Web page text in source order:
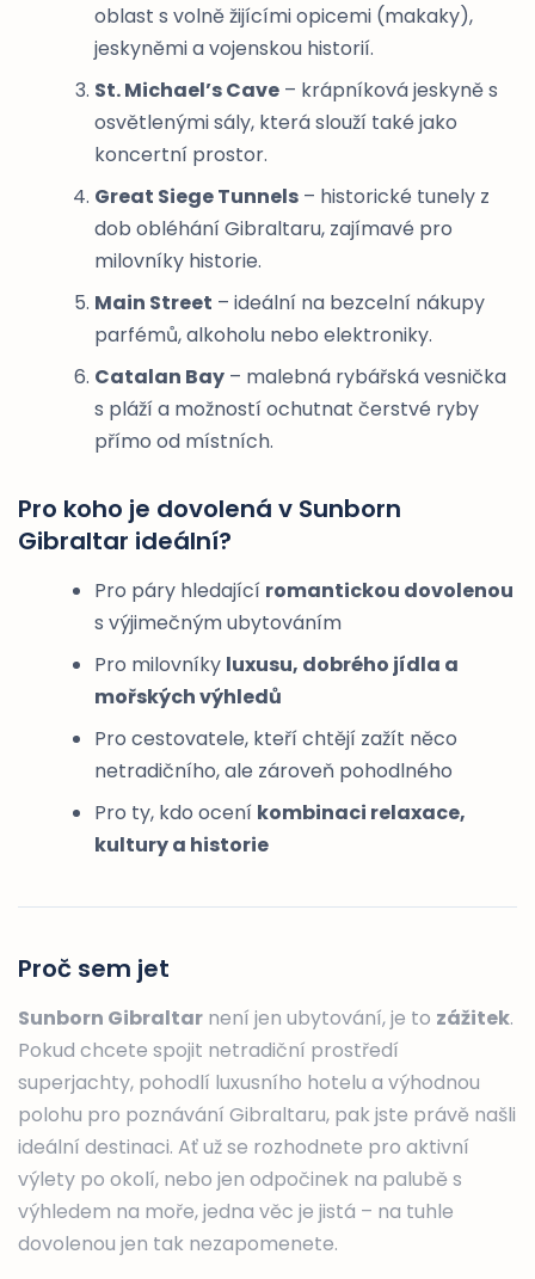
oblast s volně žijícími opicemi (makaky),
jeskyněmi a vojenskou historií.
St. Michael’s Cave – krápníková jeskyně s
osvětlenými sály, která slouží také jako
koncertní prostor.
Great Siege Tunnels – historické tunely z
dob obléhání Gibraltaru, zajímavé pro
milovníky historie.
Main Street – ideální na bezcelní nákupy
parfémů, alkoholu nebo elektroniky.
Catalan Bay – malebná rybářská vesnička
s pláží a možností ochutnat čerstvé ryby
přímo od místních.
Pro koho je dovolená v Sunborn
Gibraltar ideální?
Pro páry hledající romantickou dovolenou
s výjimečným ubytováním
Pro milovníky luxusu, dobrého jídla a
mořských výhledů
Pro cestovatele, kteří chtějí zažít něco
netradičního, ale zároveň pohodlného
Pro ty, kdo ocení kombinaci relaxace,
kultury a historie
Proč sem jet
Sunborn Gibraltar není jen ubytování, je to zážitek.
Pokud chcete spojit netradiční prostředí
superjachty, pohodlí luxusního hotelu a výhodnou
polohu pro poznávání Gibraltaru, pak jste právě našli
ideální destinaci. Ať už se rozhodnete pro aktivní
výlety po okolí, nebo jen odpočinek na palubě s
výhledem na moře, jedna věc je jistá – na tuhle
dovolenou jen tak nezapomenete.